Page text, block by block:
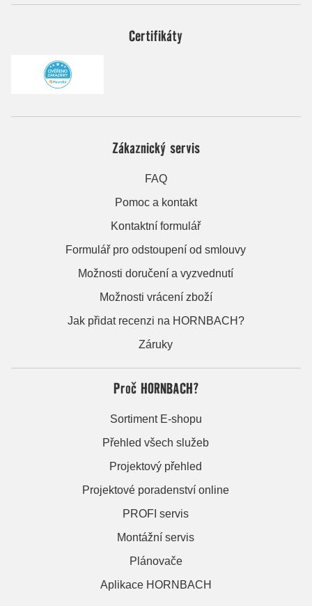
Certifikáty
Zákaznický servis
FAQ
Pomoc a kontakt
Kontaktní formulář
Formulář pro odstoupení od smlouvy
Možnosti doručení a vyzvednutí
Možnosti vrácení zboží
Jak přidat recenzi na HORNBACH?
Záruky
Proč HORNBACH?
Sortiment E-shopu
Přehled všech služeb
Projektový přehled
Projektové poradenství online
PROFI servis
Montážní servis
Plánovače
Aplikace HORNBACH